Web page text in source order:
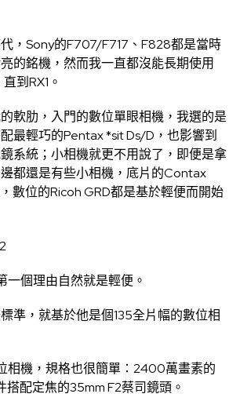
，Sony的F707/F717、F828都是當時
的銘機，然而我一直都沒能長期使用
到RX1。
的軟肋，入門的數位單眼相機，我選的是
最輕巧的Pentax *sit Ds/D，也影響到
系統；小相機就更不用說了，即便是拿
都還是有些小相機，底片的Contax
數位的Ricoh GRD都是基於輕便而開始
一個理由自然就是輕便。
準，就基於他是個135全片幅的數位相
相機，規格也很簡單：2400萬畫素的
搭配定焦的35mm F2蔡司鏡頭。